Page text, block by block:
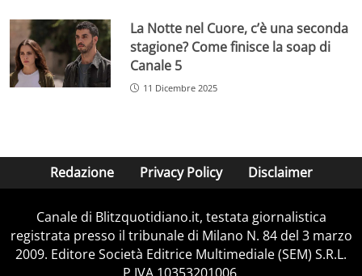
La Notte nel Cuore, c’è una seconda
stagione? Come finisce la soap di
Canale 5
11 Dicembre 2025
Redazione Privacy Policy Disclaimer
Canale di Blitzquotidiano.it, testata giornalistica
registrata presso il tribunale di Milano N. 84 del 3 marzo
2009. Editore Società Editrice Multimediale (SEM) S.R.L.